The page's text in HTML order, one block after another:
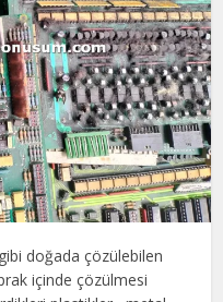
doğada çözülebilen
içinde çözülmesi